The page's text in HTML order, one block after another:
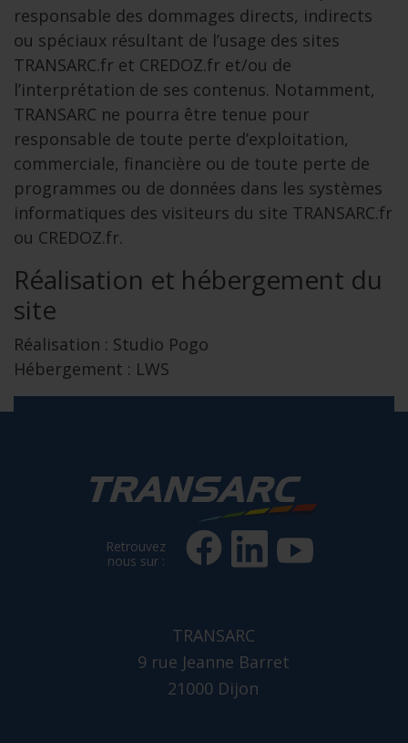
responsable des dommages directs, indirects
ou spéciaux résultant de l’usage des sites
TRANSARC.fr et CREDOZ.fr et/ou de
l’interprétation de ses contenus. Notamment,
TRANSARC ne pourra être tenue pour
responsable de toute perte d’exploitation,
commerciale, financière ou de toute perte de
programmes ou de données dans les systèmes
informatiques des visiteurs du site TRANSARC.fr
ou CREDOZ.fr.
Réalisation et hébergement du
site
Réalisation : Studio Pogo
Hébergement : LWS
Retrouvez
nous sur :
TRANSARC
9 rue Jeanne Barret
21000 Dijon